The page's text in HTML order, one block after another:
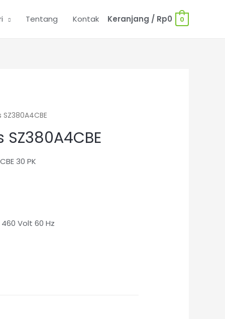
Tentang Kontak Keranjang / Rp0 0
30 PK
Volt 60 Hz